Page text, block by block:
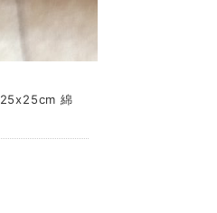
25x25cm 綿